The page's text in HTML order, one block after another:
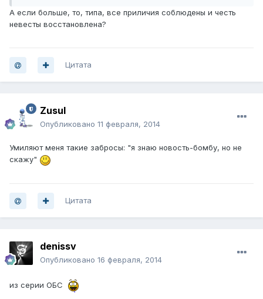
А если больше, то, типа, все приличия соблюдены и честь
невесты восстановлена?
Цитата
Zusul
Опубликовано 11 февраля, 2014
Умиляют меня такие забросы: "я знаю новость-бомбу, но не
скажу"
Цитата
denissv
Опубликовано 16 февраля, 2014
из серии ОБС